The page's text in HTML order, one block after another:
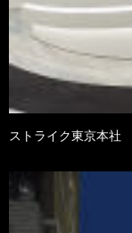
ストライク東京本社